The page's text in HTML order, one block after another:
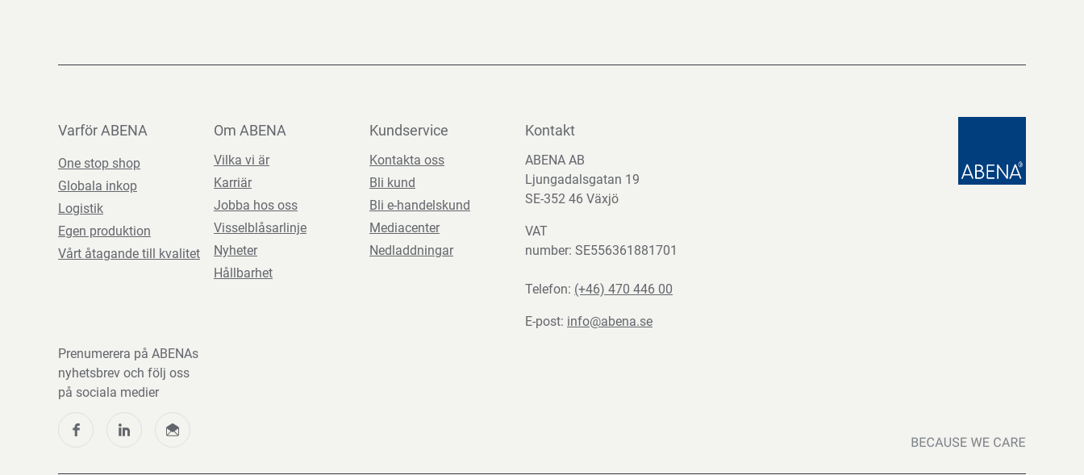
Varför ABENA
One stop shop
Globala inkop
Logistik
Egen produktion
Vårt åtagande till kvalitet
Om ABENA
Vilka vi är
Karriär
Jobba hos oss
Visselblåsarlinje
Nyheter
Hållbarhet
Kundservice
Kontakta oss
Bli kund
Bli e-handelskund
Mediacenter
Nedladdningar
Kontakt
ABENA AB
Ljungadalsgatan 19
SE-352 46 Växjö
VAT
number: SE556361881701
Telefon: (+46) 470 446 00
E-post: info@abena.se
Prenumerera på ABENAs
nyhetsbrev och följ oss
på sociala medier